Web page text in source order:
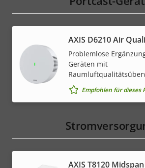
AXIS D6210 Air
Problemlose
Geräten mit
Empfohlen für dieses
AXIS T8120